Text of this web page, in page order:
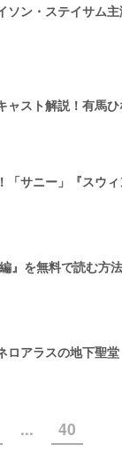
ン・ステイサム
スト解説！有馬ひ
サニー」『スウ
』を無料で読む方
アラスの地下聖
... 40